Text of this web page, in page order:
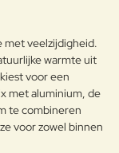
verandert het
interne deel
wordt
essentieel
charme van teak.
met veelzijdigheid.
warmte uit
voor een
met aluminium, de
te combineren
voor zowel binnen